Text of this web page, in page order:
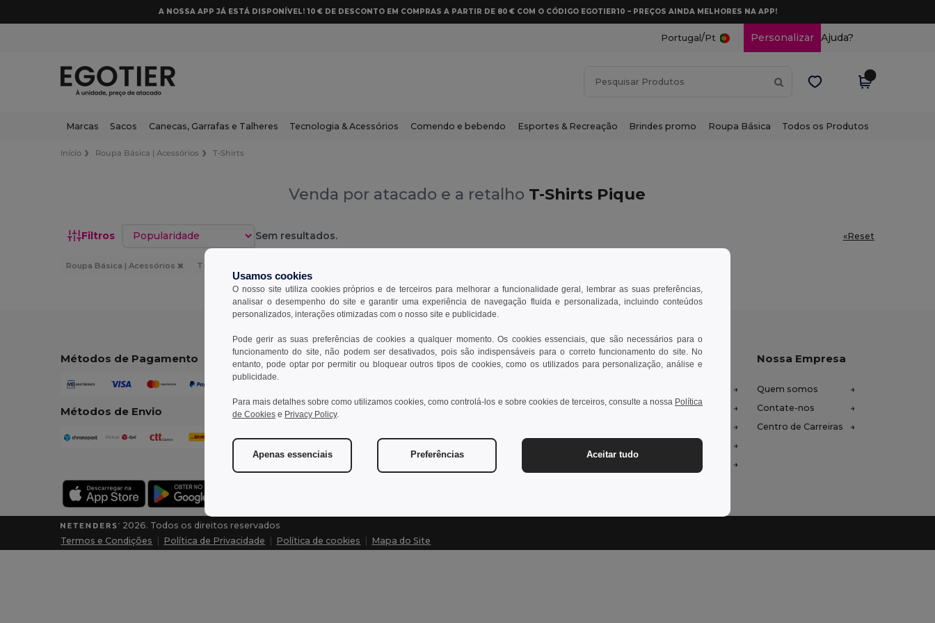
A NOSSA APP JÁ ESTÁ DISPONÍVEL! 10 € DE DESCONTO EM COMPRAS A PARTIR DE 80 € COM O CÓDIGO EGOTIER10 – PREÇOS AINDA MELHORES NA APP!
Portugal /Pt Personalizar Ajuda?
Marcas Sacos Canecas, Garrafas e Talheres Tecnologia & Acessórios Comendo e bebendo Esportes & Recreação Brindes promo Roupa Básica Todos os Produtos
Início Roupa Básica | Acessórios T-Shirts
Venda por atacado e a retalho T-Shirts Pique
Filtros Classificar por Sem resultados. «Reset
Roupa Básica | Acessórios T-Shirts
Métodos de Pagamento
Métodos de Envio
Contate-nos
cliente@egotier.pt
vendas@egotier.pt
Deixe-nos ajudar
Preços de Atacado
Nossa Empresa
Quem somos
Contate-nos
Centro de Carreiras
2026. Todos os direitos reservados
Termos e Condições
Política de Privacidade Política de cookies Mapa do Site
Usamos cookies
O nosso site utiliza cookies próprios e de terceiros para melhorar a funcionalidade geral, lembrar as suas preferências,
analisar o desempenho do site e garantir uma experiência de navegação fluida e personalizada, incluindo conteúdos
personalizados, interações otimizadas com o nosso site e publicidade.
Pode gerir as suas preferências de cookies a qualquer momento. Os cookies essenciais, que são necessários para o
funcionamento do site, não podem ser desativados, pois são indispensáveis para o correto funcionamento do site. No
entanto, pode optar por permitir ou bloquear outros tipos de cookies, como os utilizados para personalização, análise e
publicidade.
Para mais detalhes sobre como utilizamos cookies, como controlá-los e sobre cookies de terceiros, consulte a nossa Política
de Cookies e Privacy Policy.
Apenas essenciais Preferências Aceitar tudo